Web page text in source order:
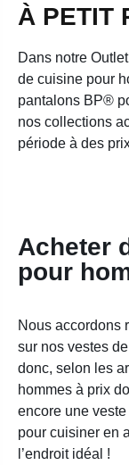
À PETIT
Dans notre
de cuisine pour
pantalons BP®
nos collections
période à des
Acheter
pour
Nous accordons
sur nos vestes
donc, selon les
hommes à prix
encore une
pour cuisiner en
l’endroit idéal !